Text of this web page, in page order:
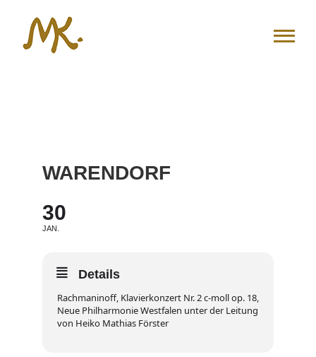
springen
WARENDORF
30
JAN.
Details
Rachmaninoff, Klavierkonzert Nr. 2 c-moll op. 18,
Neue Philharmonie Westfalen unter der Leitung
von Heiko Mathias Förster